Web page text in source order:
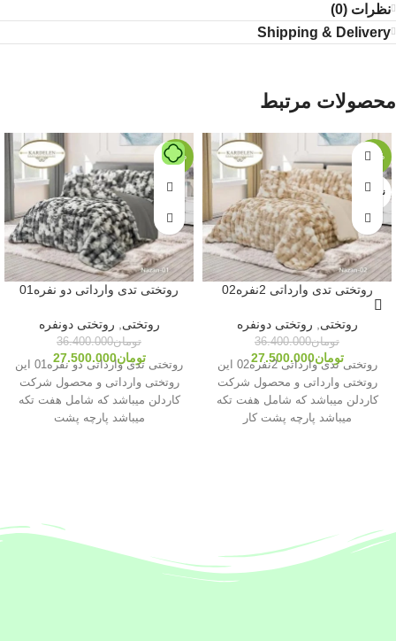
نظرات (0)
Shipping & Delivery
محصولات مرتبط
-24%
ناموجود
روتختی تدی وارداتی 2نفره02
روتختی, روتختی دونفره
تومان36.400.000
تومان27.500.000
روتختی تدی وارداتی 2نفره02 این
روتختی وارداتی و محصول شرکت
کاردلن میباشد که شامل هفت تکه
میباشد پارچه پشت کار
-24%
روتختی تدی وارداتی دو نفره01
روتختی, روتختی دونفره
تومان36.400.000
تومان27.500.000
روتختی تدی وارداتی دو نفره01 این
روتختی وارداتی و محصول شرکت
کاردلن میباشد که شامل هفت تکه
میباشد پارچه پشت